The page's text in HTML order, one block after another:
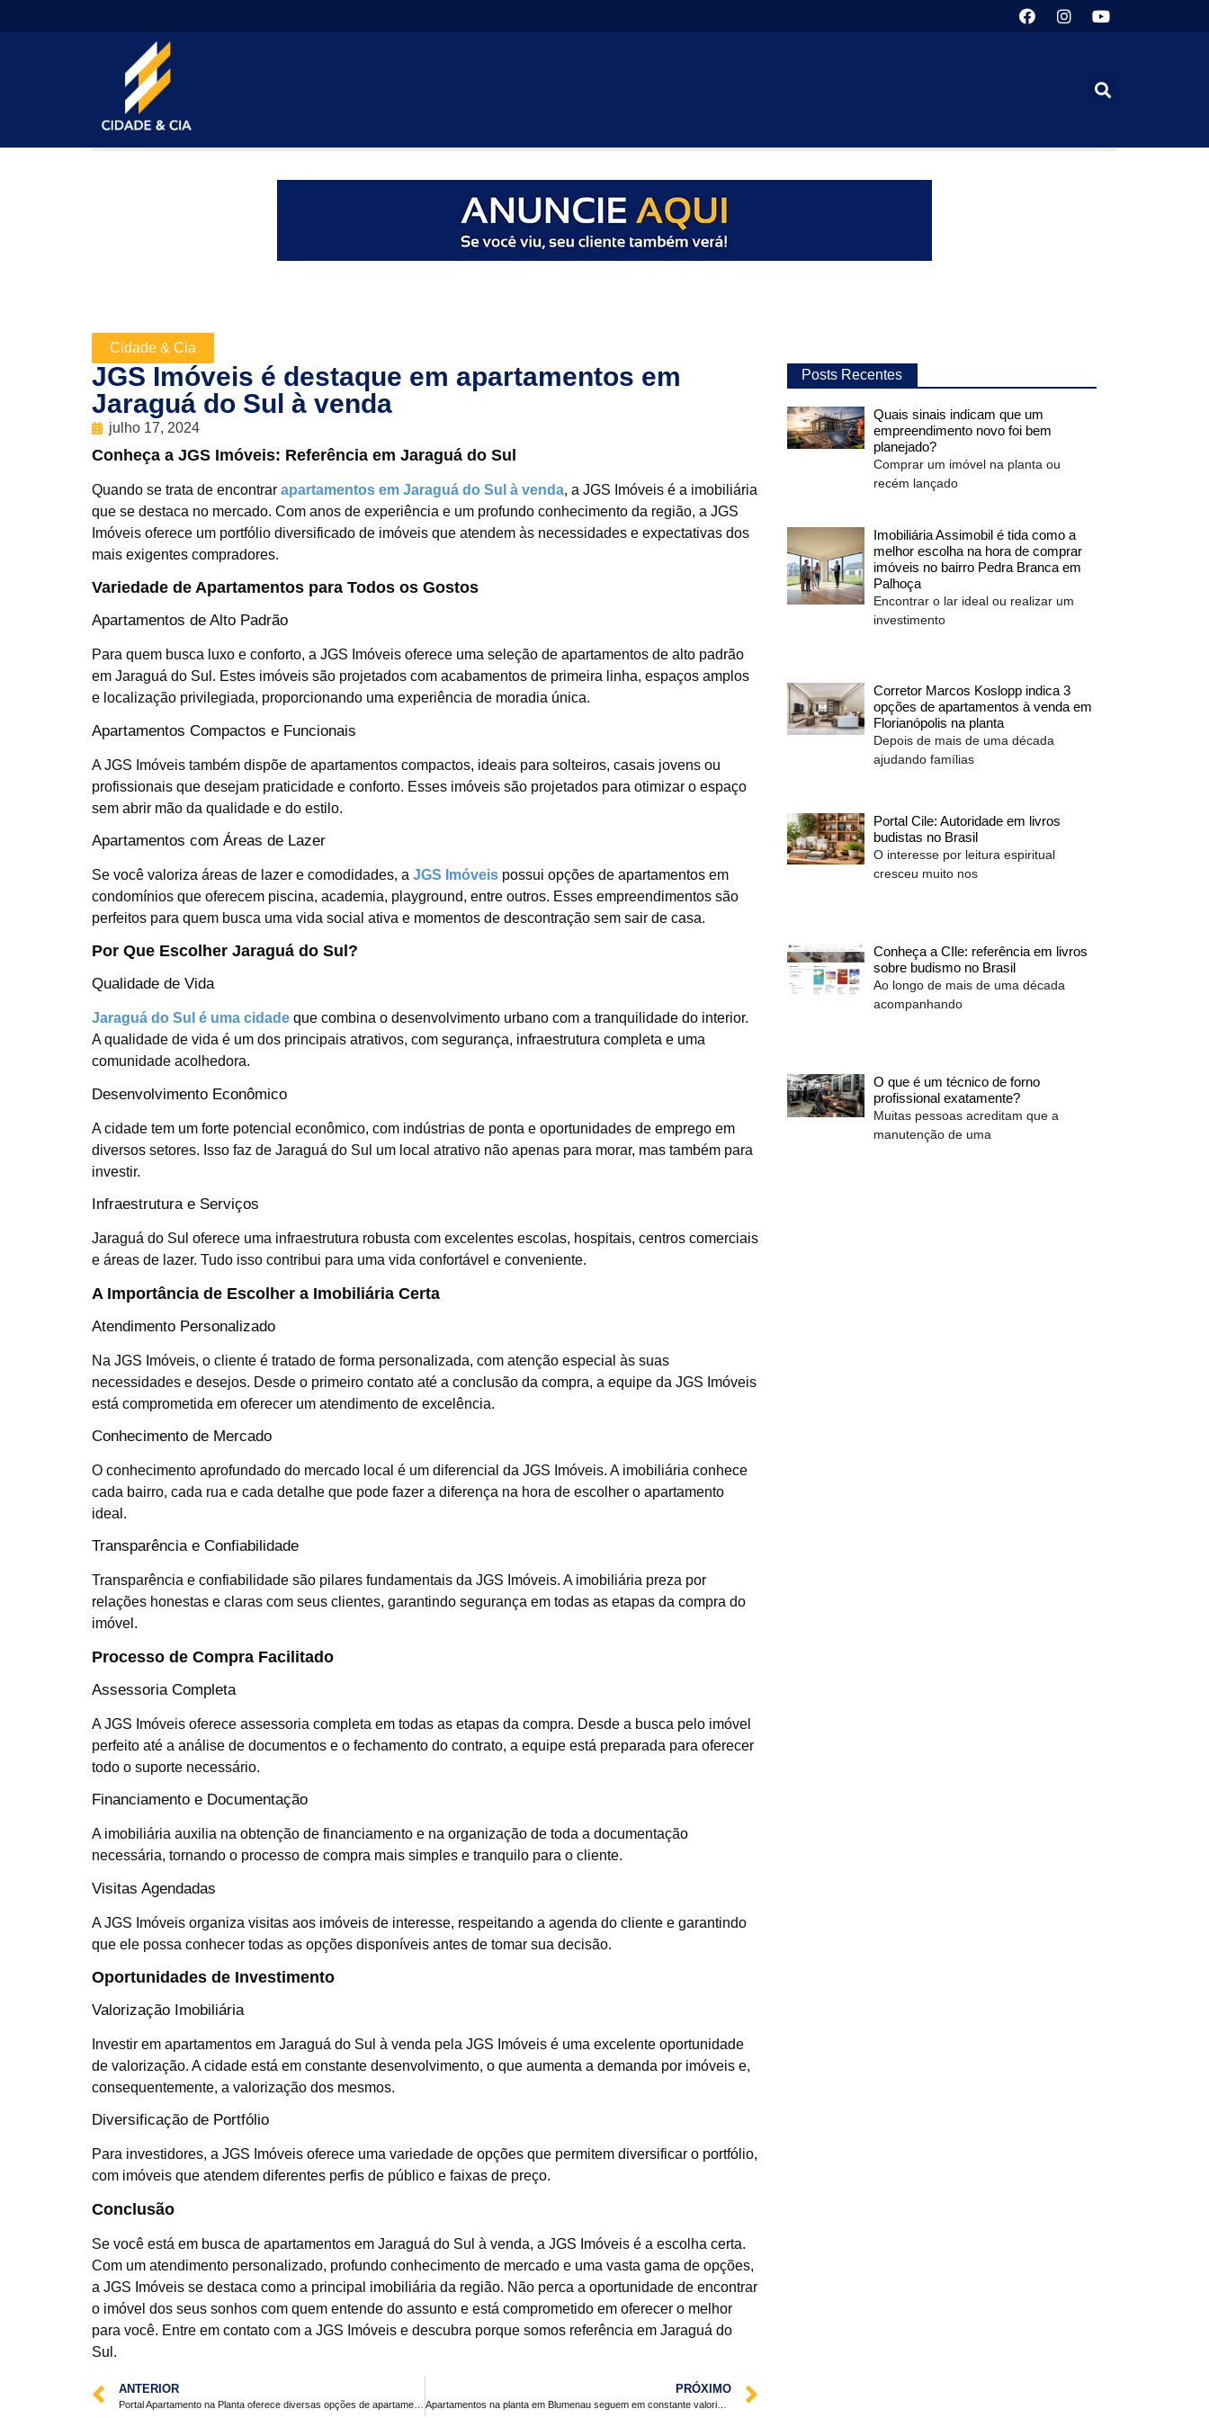
Cidade & Cia
JGS Imóveis é destaque em apartamentos em
Jaraguá do Sul à venda
julho 17, 2024
Conheça a JGS Imóveis: Referência em Jaraguá do Sul
Quando se trata de encontrar apartamentos em Jaraguá do Sul à venda, a JGS Imóveis é a imobiliária
que se destaca no mercado. Com anos de experiência e um profundo conhecimento da região, a JGS
Imóveis oferece um portfólio diversificado de imóveis que atendem às necessidades e expectativas dos
mais exigentes compradores.
Variedade de Apartamentos para Todos os Gostos
Apartamentos de Alto Padrão
Para quem busca luxo e conforto, a JGS Imóveis oferece uma seleção de apartamentos de alto padrão
em Jaraguá do Sul. Estes imóveis são projetados com acabamentos de primeira linha, espaços amplos
e localização privilegiada, proporcionando uma experiência de moradia única.
Apartamentos Compactos e Funcionais
A JGS Imóveis também dispõe de apartamentos compactos, ideais para solteiros, casais jovens ou
profissionais que desejam praticidade e conforto. Esses imóveis são projetados para otimizar o espaço
sem abrir mão da qualidade e do estilo.
Apartamentos com Áreas de Lazer
Se você valoriza áreas de lazer e comodidades, a JGS Imóveis possui opções de apartamentos em
condomínios que oferecem piscina, academia, playground, entre outros. Esses empreendimentos são
perfeitos para quem busca uma vida social ativa e momentos de descontração sem sair de casa.
Por Que Escolher Jaraguá do Sul?
Qualidade de Vida
Jaraguá do Sul é uma cidade que combina o desenvolvimento urbano com a tranquilidade do interior.
A qualidade de vida é um dos principais atrativos, com segurança, infraestrutura completa e uma
comunidade acolhedora.
Desenvolvimento Econômico
A cidade tem um forte potencial econômico, com indústrias de ponta e oportunidades de emprego em
diversos setores. Isso faz de Jaraguá do Sul um local atrativo não apenas para morar, mas também para
investir.
Infraestrutura e Serviços
Jaraguá do Sul oferece uma infraestrutura robusta com excelentes escolas, hospitais, centros comerciais
e áreas de lazer. Tudo isso contribui para uma vida confortável e conveniente.
A Importância de Escolher a Imobiliária Certa
Atendimento Personalizado
Na JGS Imóveis, o cliente é tratado de forma personalizada, com atenção especial às suas
necessidades e desejos. Desde o primeiro contato até a conclusão da compra, a equipe da JGS Imóveis
está comprometida em oferecer um atendimento de excelência.
Conhecimento de Mercado
O conhecimento aprofundado do mercado local é um diferencial da JGS Imóveis. A imobiliária conhece
cada bairro, cada rua e cada detalhe que pode fazer a diferença na hora de escolher o apartamento
ideal.
Transparência e Confiabilidade
Transparência e confiabilidade são pilares fundamentais da JGS Imóveis. A imobiliária preza por
relações honestas e claras com seus clientes, garantindo segurança em todas as etapas da compra do
imóvel.
Processo de Compra Facilitado
Assessoria Completa
A JGS Imóveis oferece assessoria completa em todas as etapas da compra. Desde a busca pelo imóvel
perfeito até a análise de documentos e o fechamento do contrato, a equipe está preparada para oferecer
todo o suporte necessário.
Financiamento e Documentação
A imobiliária auxilia na obtenção de financiamento e na organização de toda a documentação
necessária, tornando o processo de compra mais simples e tranquilo para o cliente.
Visitas Agendadas
A JGS Imóveis organiza visitas aos imóveis de interesse, respeitando a agenda do cliente e garantindo
que ele possa conhecer todas as opções disponíveis antes de tomar sua decisão.
Oportunidades de Investimento
Valorização Imobiliária
Investir em apartamentos em Jaraguá do Sul à venda pela JGS Imóveis é uma excelente oportunidade
de valorização. A cidade está em constante desenvolvimento, o que aumenta a demanda por imóveis e,
consequentemente, a valorização dos mesmos.
Diversificação de Portfólio
Para investidores, a JGS Imóveis oferece uma variedade de opções que permitem diversificar o portfólio,
com imóveis que atendem diferentes perfis de público e faixas de preço.
Conclusão
Se você está em busca de apartamentos em Jaraguá do Sul à venda, a JGS Imóveis é a escolha certa.
Com um atendimento personalizado, profundo conhecimento de mercado e uma vasta gama de opções,
a JGS Imóveis se destaca como a principal imobiliária da região. Não perca a oportunidade de encontrar
o imóvel dos seus sonhos com quem entende do assunto e está comprometido em oferecer o melhor
para você. Entre em contato com a JGS Imóveis e descubra porque somos referência em Jaraguá do
Sul.
ANTERIOR PRÓXIMO
Posts Recentes
Quais sinais indicam que um
empreendimento novo foi bem
planejado?
Comprar um imóvel na planta ou
recém lançado
Imobiliária Assimobil é tida como a
melhor escolha na hora de comprar
imóveis no bairro Pedra Branca em
Palhoça
Encontrar o lar ideal ou realizar um
investimento
Corretor Marcos Koslopp indica 3
opções de apartamentos à venda em
Florianópolis na planta
Depois de mais de uma década
ajudando famílias
Portal Cile: Autoridade em livros
budistas no Brasil
O interesse por leitura espiritual
cresceu muito nos
Conheça a CIle: referência em livros
sobre budismo no Brasil
Ao longo de mais de uma década
acompanhando
O que é um técnico de forno
profissional exatamente?
Muitas pessoas acreditam que a
manutenção de uma